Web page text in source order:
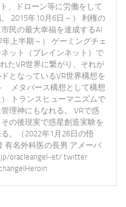
、ドローン等に労働をして
2015年10月6日～） 利権の
民の最大幸福を達成するAI
上半期～） ゲーミングチェ
ット（ブレインネット）で
たVR世界に繋がり、それが
となっているVR世界構想を
メタバース構想として構想
トランスヒューマニズムで
理神にもなれる。 VRで惑
の後現実で惑星創造実験を
。（2022年1月26日の悟
有名外科医の長男 アメーバ
oracleangel-et/ twitter